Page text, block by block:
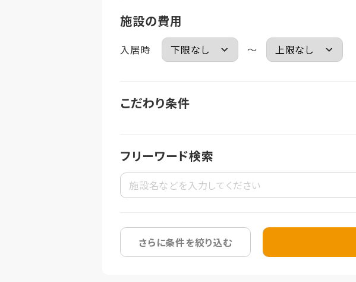
施設の費用
入居時 ～
こだわり条件
フリーワード検索
さらに条件を絞り込む